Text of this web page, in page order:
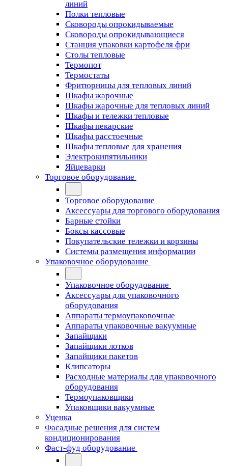
линий
Полки тепловые
Сковороды опрокидываемые
Сковороды опрокидывающиеся
Станция упаковки картофеля фри
Столы тепловые
Термопот
Термостаты
Фритюрницы для тепловых линий
Шкафы жарочные
Шкафы жарочные для тепловых линий
Шкафы и тележки тепловые
Шкафы пекарские
Шкафы расстоечные
Шкафы тепловые для хранения
Электрокипятильники
Яйцеварки
Торговое оборудование
Торговое оборудование
Аксессуары для торгового оборудования
Барные стойки
Боксы кассовые
Покупательские тележки и корзины
Системы размещения информации
Упаковочное оборудование
Упаковочное оборудование
Аксессуары для упаковочного
оборудования
Аппараты термоупаковочные
Аппараты упаковочные вакуумные
Запайщики
Запайщики лотков
Запайщики пакетов
Клипсаторы
Расходные материалы для упаковочного
оборудования
Термоупаковщики
Упаковщики вакуумные
Уценка
Фасадные решения для систем
кондиционирования
Фаст-фуд оборудование